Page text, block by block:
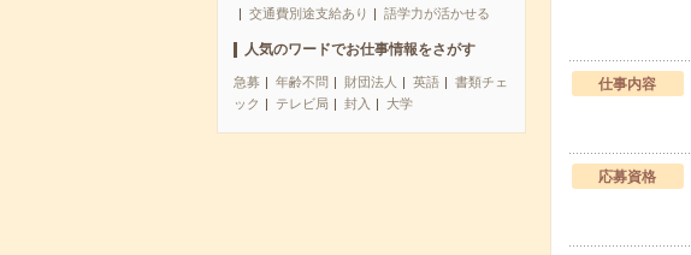
交通費別途支給あり
語学力が活かせる
人気のワードでお仕事情報をさがす
急募 年齢不問 財団法人 英語
書類チェ
ック
テレビ局 封入 大学
仕事内容
応募資格